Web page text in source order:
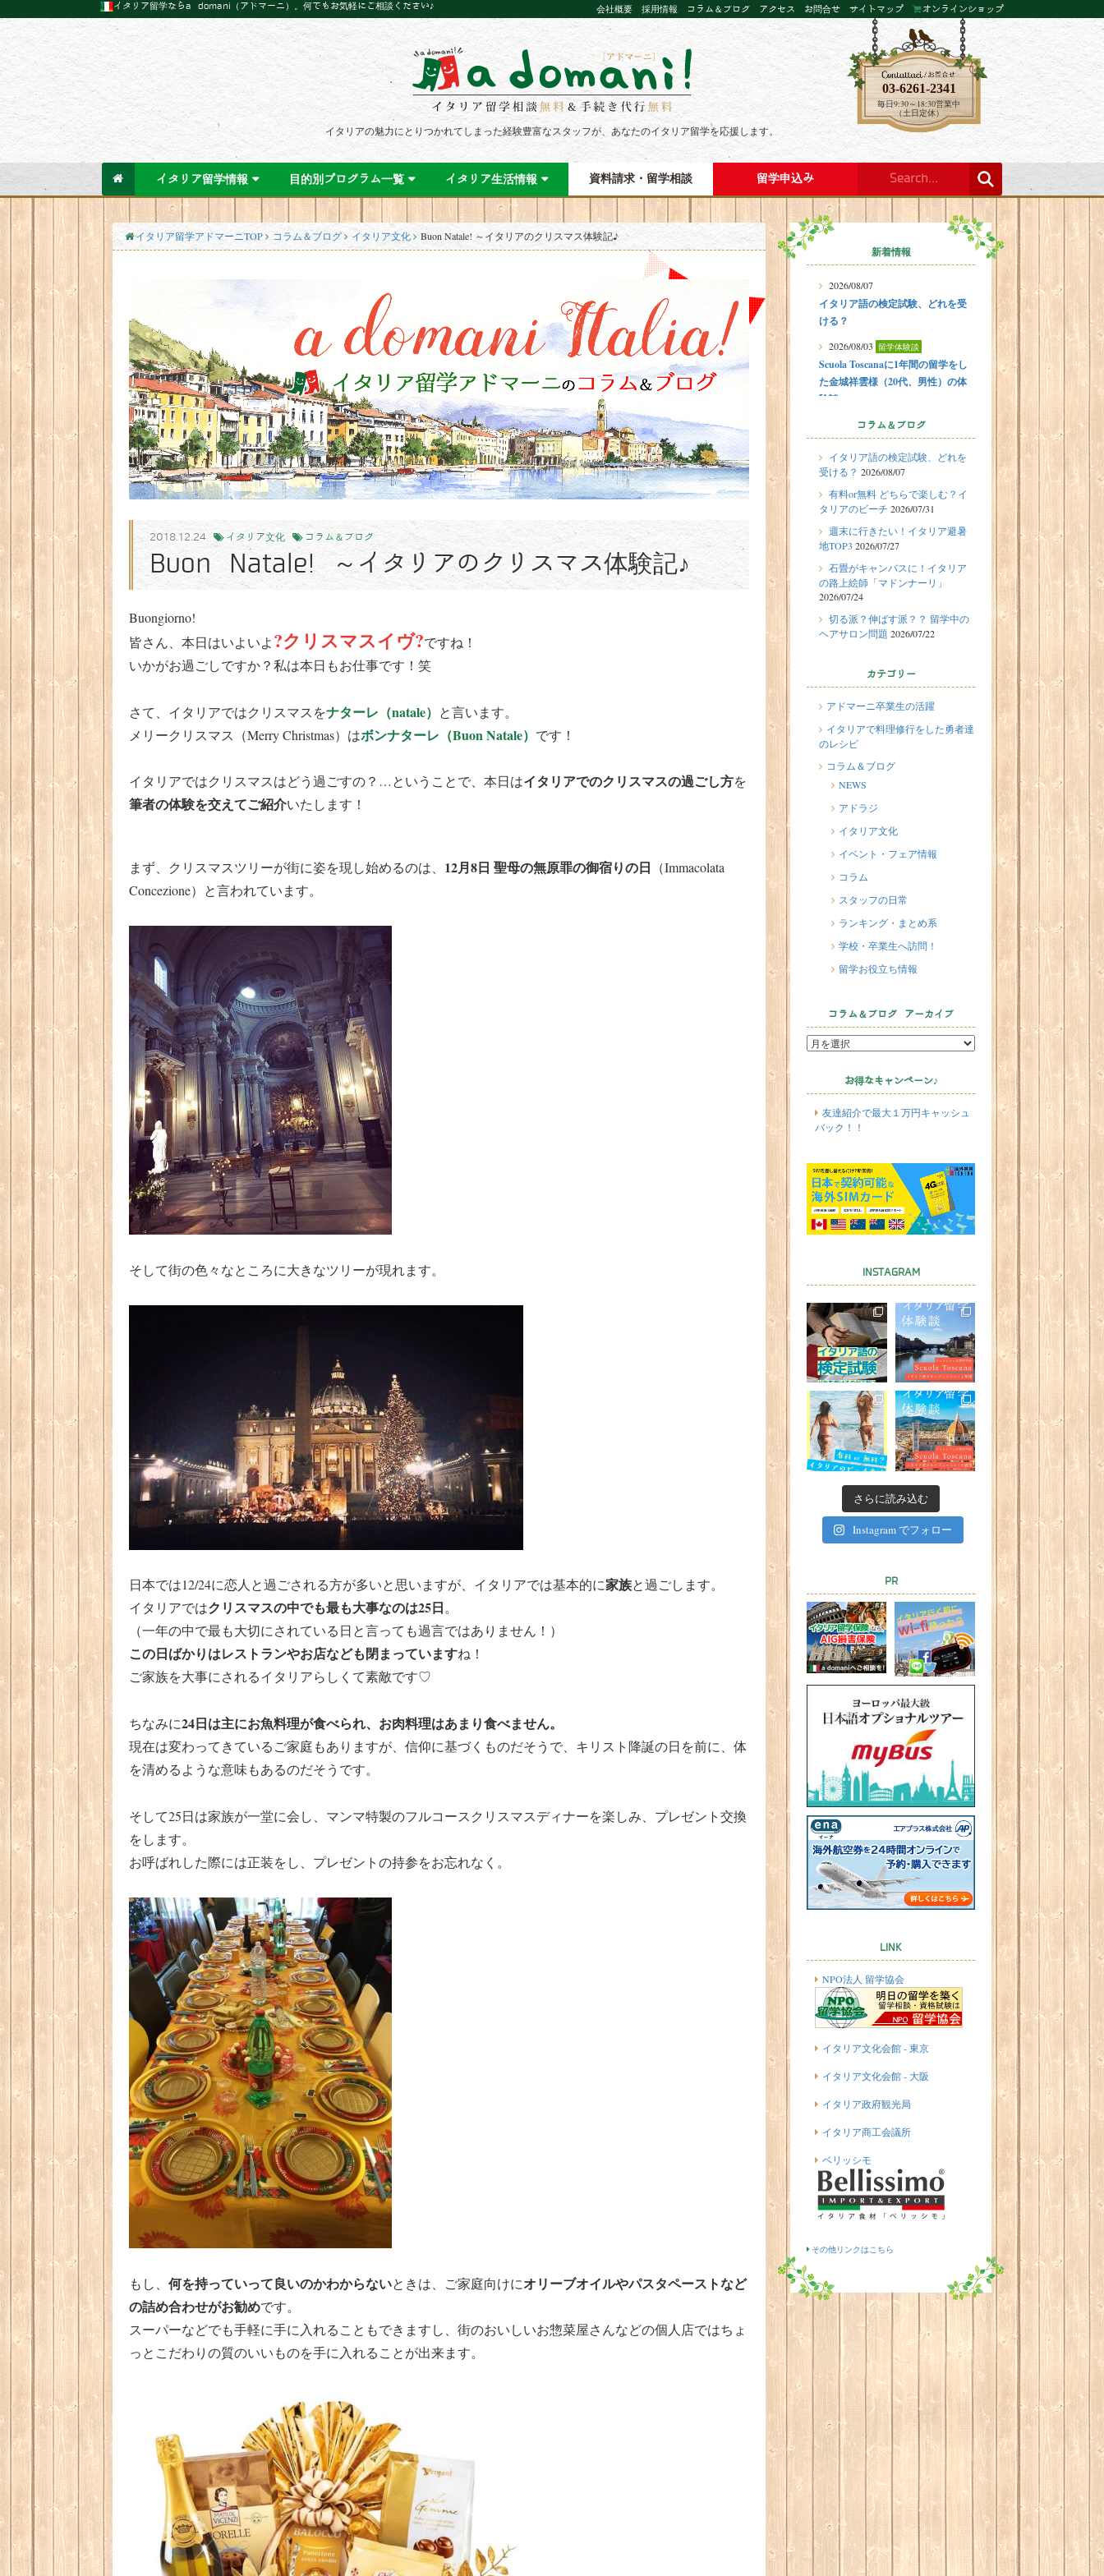
イタリア留学ならa domani（アドマーニ）。何でもお気軽にご相談ください♪ 会社概要 採用情報 コラム＆ブログ アクセス お問合せ サイトマップ オンラインショップ
イタリアの魅力にとりつかれてしまった経験豊富なスタッフが、あなたのイタリア留学を応援します。
03-6261-2341
毎日9:30～18:30営業中
（土日定休）
イタリア留学情報 目的別プログラム一覧 イタリア生活情報 資料請求・留学相談 留学申込み
イタリア留学アドマーニTOP コラム＆ブログ イタリア文化 Buon Natale! ～イタリアのクリスマス体験記♪
2018.12.24 イタリア文化 コラム＆ブログ
Buon Natale! ～イタリアのクリスマス体験記♪
Buongiorno!
皆さん、本日はいよいよ?クリスマスイヴ?ですね！
いかがお過ごしですか？私は本日もお仕事です！笑
さて、イタリアではクリスマスをナターレ（natale） と言います。
メリークリスマス（Merry Christmas）はボンナターレ（Buon Natale） です！
イタリアではクリスマスはどう過ごすの？…ということで、本日はイタリアでのクリスマスの過ごし方を
筆者の体験を交えてご紹介いたします！
まず、クリスマスツリーが街に姿を現し始めるのは、 12月8日 聖母の無原罪の御宿りの日 （Immacolata
Concezione）と言われています。
そして街の色々なところに大きなツリーが現れます。
日本では12/24に恋人と過ごされる方が多いと思いますが、イタリアでは基本的に家族と過ごします。
イタリアではクリスマスの中でも最も大事なのは25日。
（一年の中で最も大切にされている日と言っても過言ではありません！）
この日ばかりはレストランやお店なども閉まっていますね！
ご家族を大事にされるイタリアらしくて素敵です♡
ちなみに24日は主にお魚料理が食べられ、お肉料理はあまり食べません。
現在は変わってきているご家庭もありますが、信仰に基づくものだそうで、キリスト降誕の日を前に、体
を清めるような意味もあるのだそうです。
そして25日は家族が一堂に会し、マンマ特製のフルコースクリスマスディナーを楽しみ、プレゼント交換
をします。
お呼ばれした際には正装をし、プレゼントの持参をお忘れなく。
もし、 何を持っていって良いのかわからないときは、ご家庭向けにオリーブオイルやパスタペーストなど
の詰め合わせがお勧めです。
スーパーなどでも手軽に手に入れることもできますし、街のおいしいお惣菜屋さんなどの個人店ではちょ
っとこだわりの質のいいものを手に入れることが出来ます。
新着情報
2026/08/07
イタリア語の検定試験、どれを受
ける？
2026/08/03 留学体験談
Scuola Toscanaに1年間の留学をし
た金城祥雲様（20代、男性）の体
験談
2026/07/31
有料or無料 どちらで楽しむ？イタ
リアのビーチ
フィレンツェに1週間の語学留学を
談
2026/07/27
週末に行きたい！イタリア避暑地
TOP3
2026/07/24
石畳がキャンバスに！イタリアの
2026/07/22
切る派？伸ばす派？？ 留学中のヘ
2026/07/20
イタリア人はどんなジェラートを
食べる？
2026/07/17
イタリアが誇る3人の天才芸術家 そ
味わってみたい！魚介の「ごった
煮」 リヴォルノのCacciucco（カッ
チュッコ）
コラム＆ブログ
イタリア語の検定試験、どれを
受ける？ 2026/08/07
有料or無料 どちらで楽しむ？イ
タリアのビーチ 2026/07/31
週末に行きたい！イタリア避暑
地TOP3 2026/07/27
石畳がキャンバスに！イタリア
の路上絵師「マドンナーリ」
2026/07/24
切る派？伸ばす派？？ 留学中の
ヘアサロン問題 2026/07/22
カテゴリー
アドマーニ卒業生の活躍
イタリアで料理修行をした勇者達
のレシピ
コラム＆ブログ
NEWS
アドラジ
イタリア文化
イベント・フェア情報
コラム
スタッフの日常
ランキング・まとめ系
学校・卒業生へ訪問！
留学お役立ち情報
コラム＆ブログ アーカイブ
お得なキャンペーン♪
友達紹介で最大１万円キャッシュ
バック！！
INSTAGRAM
さらに読み込む
Instagram でフォロー
PR
LINK
NPO法人 留学協会
イタリア文化会館 - 東京
イタリア文化会館 - 大阪
イタリア政府観光局
イタリア商工会議所
ベリッシモ
その他リンクはこちら